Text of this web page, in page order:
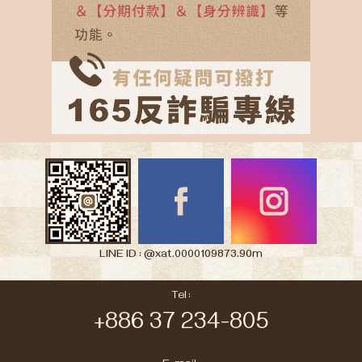
LINE ID : @xat.0000109873.90m
Tel :
+886 37 234-805